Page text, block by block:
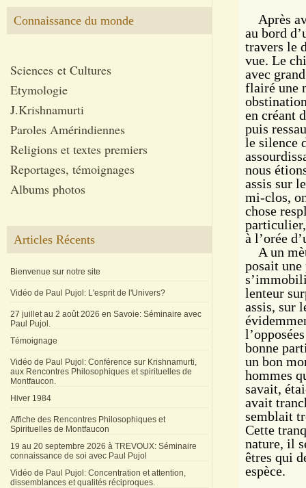
Connaissance du monde
Sciences et Cultures
Etymologie
J.Krishnamurti
Paroles Amérindiennes
Religions et textes premiers
Reportages, témoignages
Albums photos
Articles Récents
Bienvenue sur notre site
Vidéo de Paul Pujol: L'esprit de l'Univers?
27 juillet au 2 août 2026 en Savoie: Séminaire avec
Paul Pujol.
Témoignage
Vidéo de Paul Pujol: Conférence sur Krishnamurti,
aux Rencontres Philosophiques et spirituelles de
Montfaucon.
Hiver 1984
Affiche des Rencontres Philosophiques et
Spirituelles de Montfaucon
19 au 20 septembre 2026 à TREVOUX: Séminaire
connaissance de soi avec Paul Pujol
Vidéo de Paul Pujol: Concentration et attention,
dissemblances et qualités réciproques.
Après
au bord
travers le
vue. Le
avec
flairé une
en créant
puis
le silence
nous
assis sur
mi-clos,
chose
à l’orée
A un
posait
lenteur
assis, sur
l’opposées
bonne
un bon
hommes
savait,
avait
semblait
Cette
nature, il
êtres qui
espèce.